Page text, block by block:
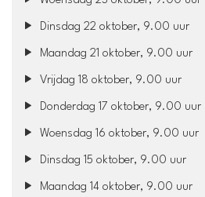
Dinsdag 22 oktober, 9.00 uur
Maandag 21 oktober, 9.00 uur
Vrijdag 18 oktober, 9.00 uur
Donderdag 17 oktober, 9.00 uur
Woensdag 16 oktober, 9.00 uur
Dinsdag 15 oktober, 9.00 uur
Maandag 14 oktober, 9.00 uur